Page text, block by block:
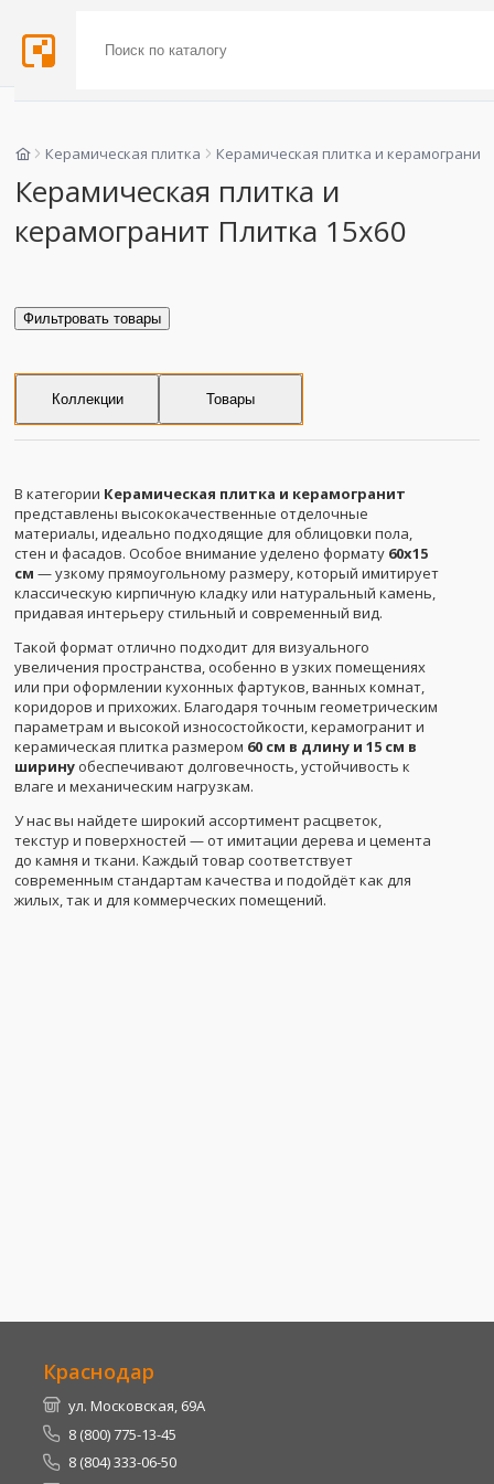
Керамическая плитка Керамическая плитка и керамогранит
Керамическая плитка и
керамогранит Плитка 15x60
Фильтровать товары
Коллекции Товары
В категории Керамическая плитка и керамогранит
представлены высококачественные отделочные
материалы, идеально подходящие для облицовки пола,
стен и фасадов. Особое внимание уделено формату 60x15
см — узкому прямоугольному размеру, который имитирует
классическую кирпичную кладку или натуральный камень,
придавая интерьеру стильный и современный вид.
Такой формат отлично подходит для визуального
увеличения пространства, особенно в узких помещениях
или при оформлении кухонных фартуков, ванных комнат,
коридоров и прихожих. Благодаря точным геометрическим
параметрам и высокой износостойкости, керамогранит и
керамическая плитка размером 60 см в длину и 15 см в
ширину обеспечивают долговечность, устойчивость к
влаге и механическим нагрузкам.
У нас вы найдете широкий ассортимент расцветок,
текстур и поверхностей — от имитации дерева и цемента
до камня и ткани. Каждый товар соответствует
современным стандартам качества и подойдёт как для
жилых, так и для коммерческих помещений.
Краснодар
ул. Московская, 69А
8 (800) 775-13-45
8 (804) 333-06-50